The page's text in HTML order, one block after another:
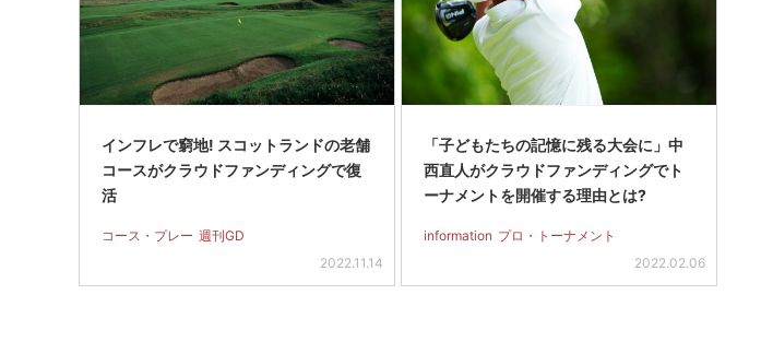
インフレで窮地! スコットランドの老舗
コースがクラウドファンディングで復
活
コース・プレー 週刊GD
2022.11.14
「子どもたちの記憶に残る大会に」中
西直人がクラウドファンディングでト
ーナメントを開催する理由とは?
information プロ・トーナメント
2022.02.06